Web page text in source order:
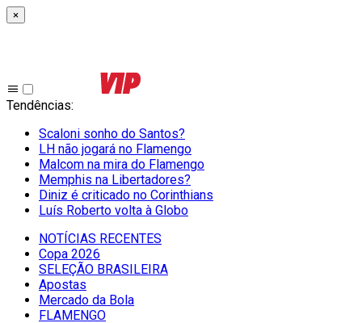
×
Tendências:
Scaloni sonho do Santos?
LH não jogará no Flamengo
Malcom na mira do Flamengo
Memphis na Libertadores?
Diniz é criticado no Corinthians
Luís Roberto volta à Globo
NOTÍCIAS RECENTES
Copa 2026
SELEÇÃO BRASILEIRA
Apostas
Mercado da Bola
FLAMENGO